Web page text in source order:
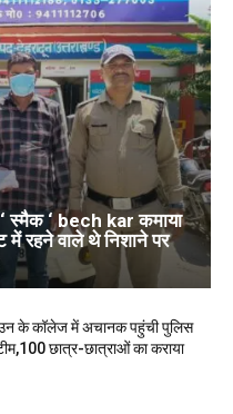
‘ bech kar कमाया
में रहने वाले थे निशाने पर
के कॉलेज में अचानक पहुंची पुलिस
छात्र-छात्राओं का कराया